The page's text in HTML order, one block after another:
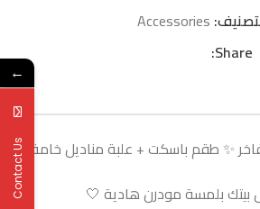
Accessories
Share:
✨ طقم باسكت + علبة مناديل خامة
←
Contact Us